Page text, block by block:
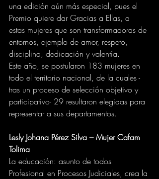
una edición aún más especial, pues el
Premio quiere dar Gracias a Ellas, a
estas mujeres que son transformadoras de
entornos, ejemplo de amor, respeto,
disciplina, dedicación y valentía.
Este año, se postularon 183 mujeres en
todo el territorio nacional, de la cuales -
tras un proceso de selección objetivo y
participativo- 29 resultaron elegidas para
representar a sus departamentos.
Lesly Johana Pérez Silva – Mujer Cafam
Tolima
La educación: asunto de todos
Profesional en Procesos Judiciales, crea la